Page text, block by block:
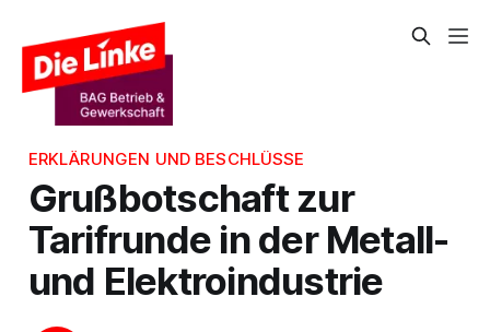
ERKLÄRUNGEN UND BESCHLÜSSE
Grußbotschaft zur
Tarifrunde in der Metall-
und Elektroindustrie